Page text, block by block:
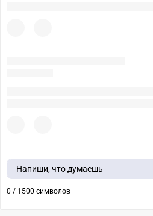
Напиши, что думаешь
0 / 1500 символов